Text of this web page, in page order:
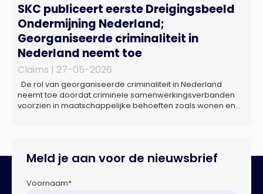
SKC publiceert eerste Dreigingsbeeld
Ondermijning Nederland;
Georganiseerde criminaliteit in
Nederland neemt toe
Claims | 27-05-2026
De rol van georganiseerde criminaliteit in Nederland
neemt toe doordat criminele samenwerkingsverbanden
voorzien in maatschappelijke behoeften zoals wonen en
rapport geschreven door het Strategisch Kenniscentrum
Ondermijnende […]
Meld je aan voor de nieuwsbrief
Voornaam*